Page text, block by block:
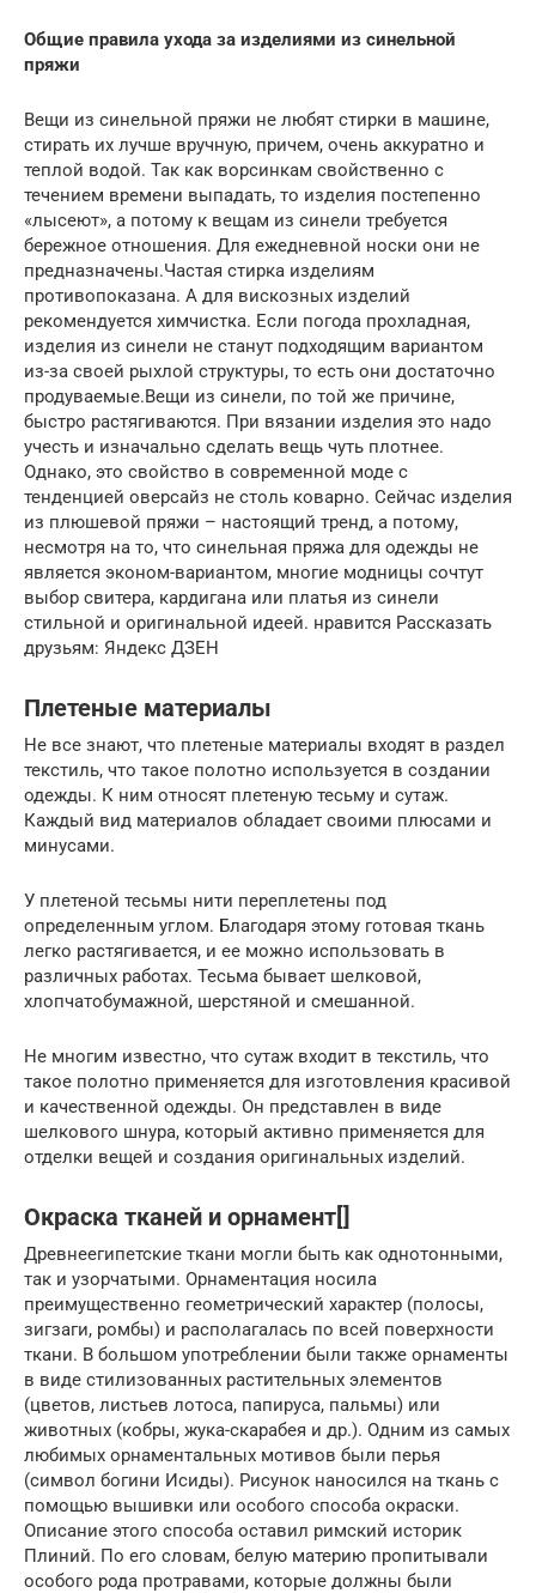
Общие правила ухода за изделиями из синельной
пряжи
Вещи из синельной пряжи не любят стирки в машине,
стирать их лучше вручную, причем, очень аккуратно и
теплой водой. Так как ворсинкам свойственно с
течением времени выпадать, то изделия постепенно
«лысеют», а потому к вещам из синели требуется
бережное отношения. Для ежедневной носки они не
предназначены.Частая стирка изделиям
противопоказана. А для вискозных изделий
рекомендуется химчистка. Если погода прохладная,
изделия из синели не станут подходящим вариантом
из-за своей рыхлой структуры, то есть они достаточно
продуваемые.Вещи из синели, по той же причине,
быстро растягиваются. При вязании изделия это надо
учесть и изначально сделать вещь чуть плотнее.
Однако, это свойство в современной моде с
тенденцией оверсайз не столь коварно. Сейчас изделия
из плюшевой пряжи – настоящий тренд, а потому,
несмотря на то, что синельная пряжа для одежды не
является эконом-вариантом, многие модницы сочтут
выбор свитера, кардигана или платья из синели
стильной и оригинальной идеей. нравится Рассказать
друзьям: Яндекс ДЗЕН
Плетеные материалы
Не все знают, что плетеные материалы входят в раздел
текстиль, что такое полотно используется в создании
одежды. К ним относят плетеную тесьму и сутаж.
Каждый вид материалов обладает своими плюсами и
минусами.
У плетеной тесьмы нити переплетены под
определенным углом. Благодаря этому готовая ткань
легко растягивается, и ее можно использовать в
различных работах. Тесьма бывает шелковой,
хлопчатобумажной, шерстяной и смешанной.
Не многим известно, что сутаж входит в текстиль, что
такое полотно применяется для изготовления красивой
и качественной одежды. Он представлен в виде
шелкового шнура, который активно применяется для
отделки вещей и создания оригинальных изделий.
Окраска тканей и орнамент[]
Древнеегипетские ткани могли быть как однотонными,
так и узорчатыми. Орнаментация носила
преимущественно геометрический характер (полосы,
зигзаги, ромбы) и располагалась по всей поверхности
ткани. В большом употреблении были также орнаменты
в виде стилизованных растительных элементов
(цветов, листьев лотоса, папируса, пальмы) или
животных (кобры, жука-скарабея и др.). Одним из самых
любимых орнаментальных мотивов были перья
(символ богини Исиды). Рисунок наносился на ткань с
помощью вышивки или особого способа окраски.
Описание этого способа оставил римский историк
Плиний. По его словам, белую материю пропитывали
особого рода протравами, которые должны были